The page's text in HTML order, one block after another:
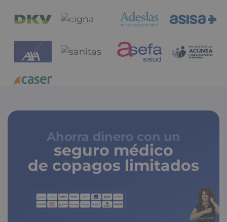
Ahorra dinero con un
seguro médico
de copagos limitados